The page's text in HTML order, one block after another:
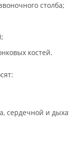
столба;
костей.
сердечной и